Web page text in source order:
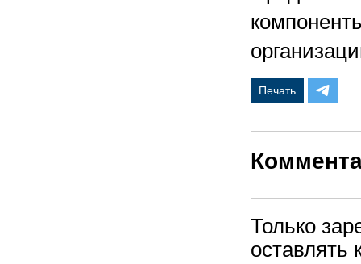
Печать
Только
оставлять